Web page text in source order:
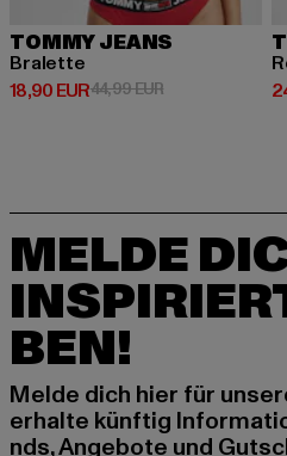
TOMMY JEANS
Bralette
18,90 EUR
Derzeitiger Preis: 18,90 EUR
44,99 EURAktionspreis:
MELDE
BEN!
Melde dich hier für
erhalte künftig
nds, Angebote und